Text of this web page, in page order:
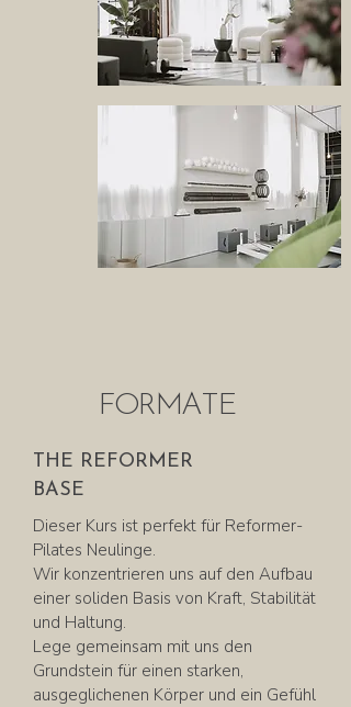
FORMATE
THE REFORMER
BASE
Dieser Kurs ist perfekt für Reformer-
Pilates Neulinge.
Wir konzentrieren uns auf den Aufbau
einer soliden Basis von Kraft, Stabilität
und Haltung.
Lege gemeinsam mit uns den
Grundstein für einen starken,
ausgeglichenen Körper und ein Gefühl